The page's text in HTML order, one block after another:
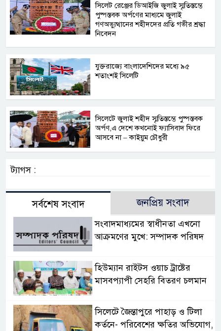
সিলেট রেঞ্জের ডিআইজি জুলাই স্মৃতিস্তম্ভে
পুষ্পস্তবক অর্পণের মাধ্যমে জুলাই
গণঅভ্যুত্থানের শহীদদের প্রতি গভীর শ্রদ্ধা
নিবেদন
যুক্তরাজ্যে বাংলাদেশিদের মধ্যে ৯৫
শতাংশই সিলেটি
সিলেটে জুলাই শহীদ স্মৃতিস্তম্ভে পুষ্পস্তবক
অর্পণ,এ দেশে কখনোই ফ্যাসিবাদ ফিরে
আসবে না – কাইয়ুম চৌধুরী
ট্যাগস :
সর্বশেষ সংবাদ জনপ্রিয় সংবাদ
সংবাদমাধ্যমের স্বাধীনতা এখনো
আক্রমণের মুখে: সম্পাদক পরিষদ
হিউম্যান রাইটস ওয়াচ ট্রাষ্টের
মাসবপ্যাপী সেহরি বিতরণ চলমান
সিলেটে জৈন্তাপুরে পাহাড় ও টিলা
কর্তনে- পরিবেশের ক্ষতির অভিযোগ,